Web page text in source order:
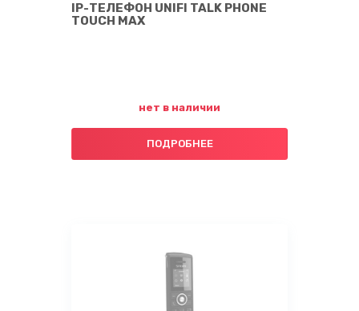
IP-ТЕЛЕФОН UNIFI TALK PHONE
TOUCH MAX
нет в наличии
ПОДРОБНЕЕ